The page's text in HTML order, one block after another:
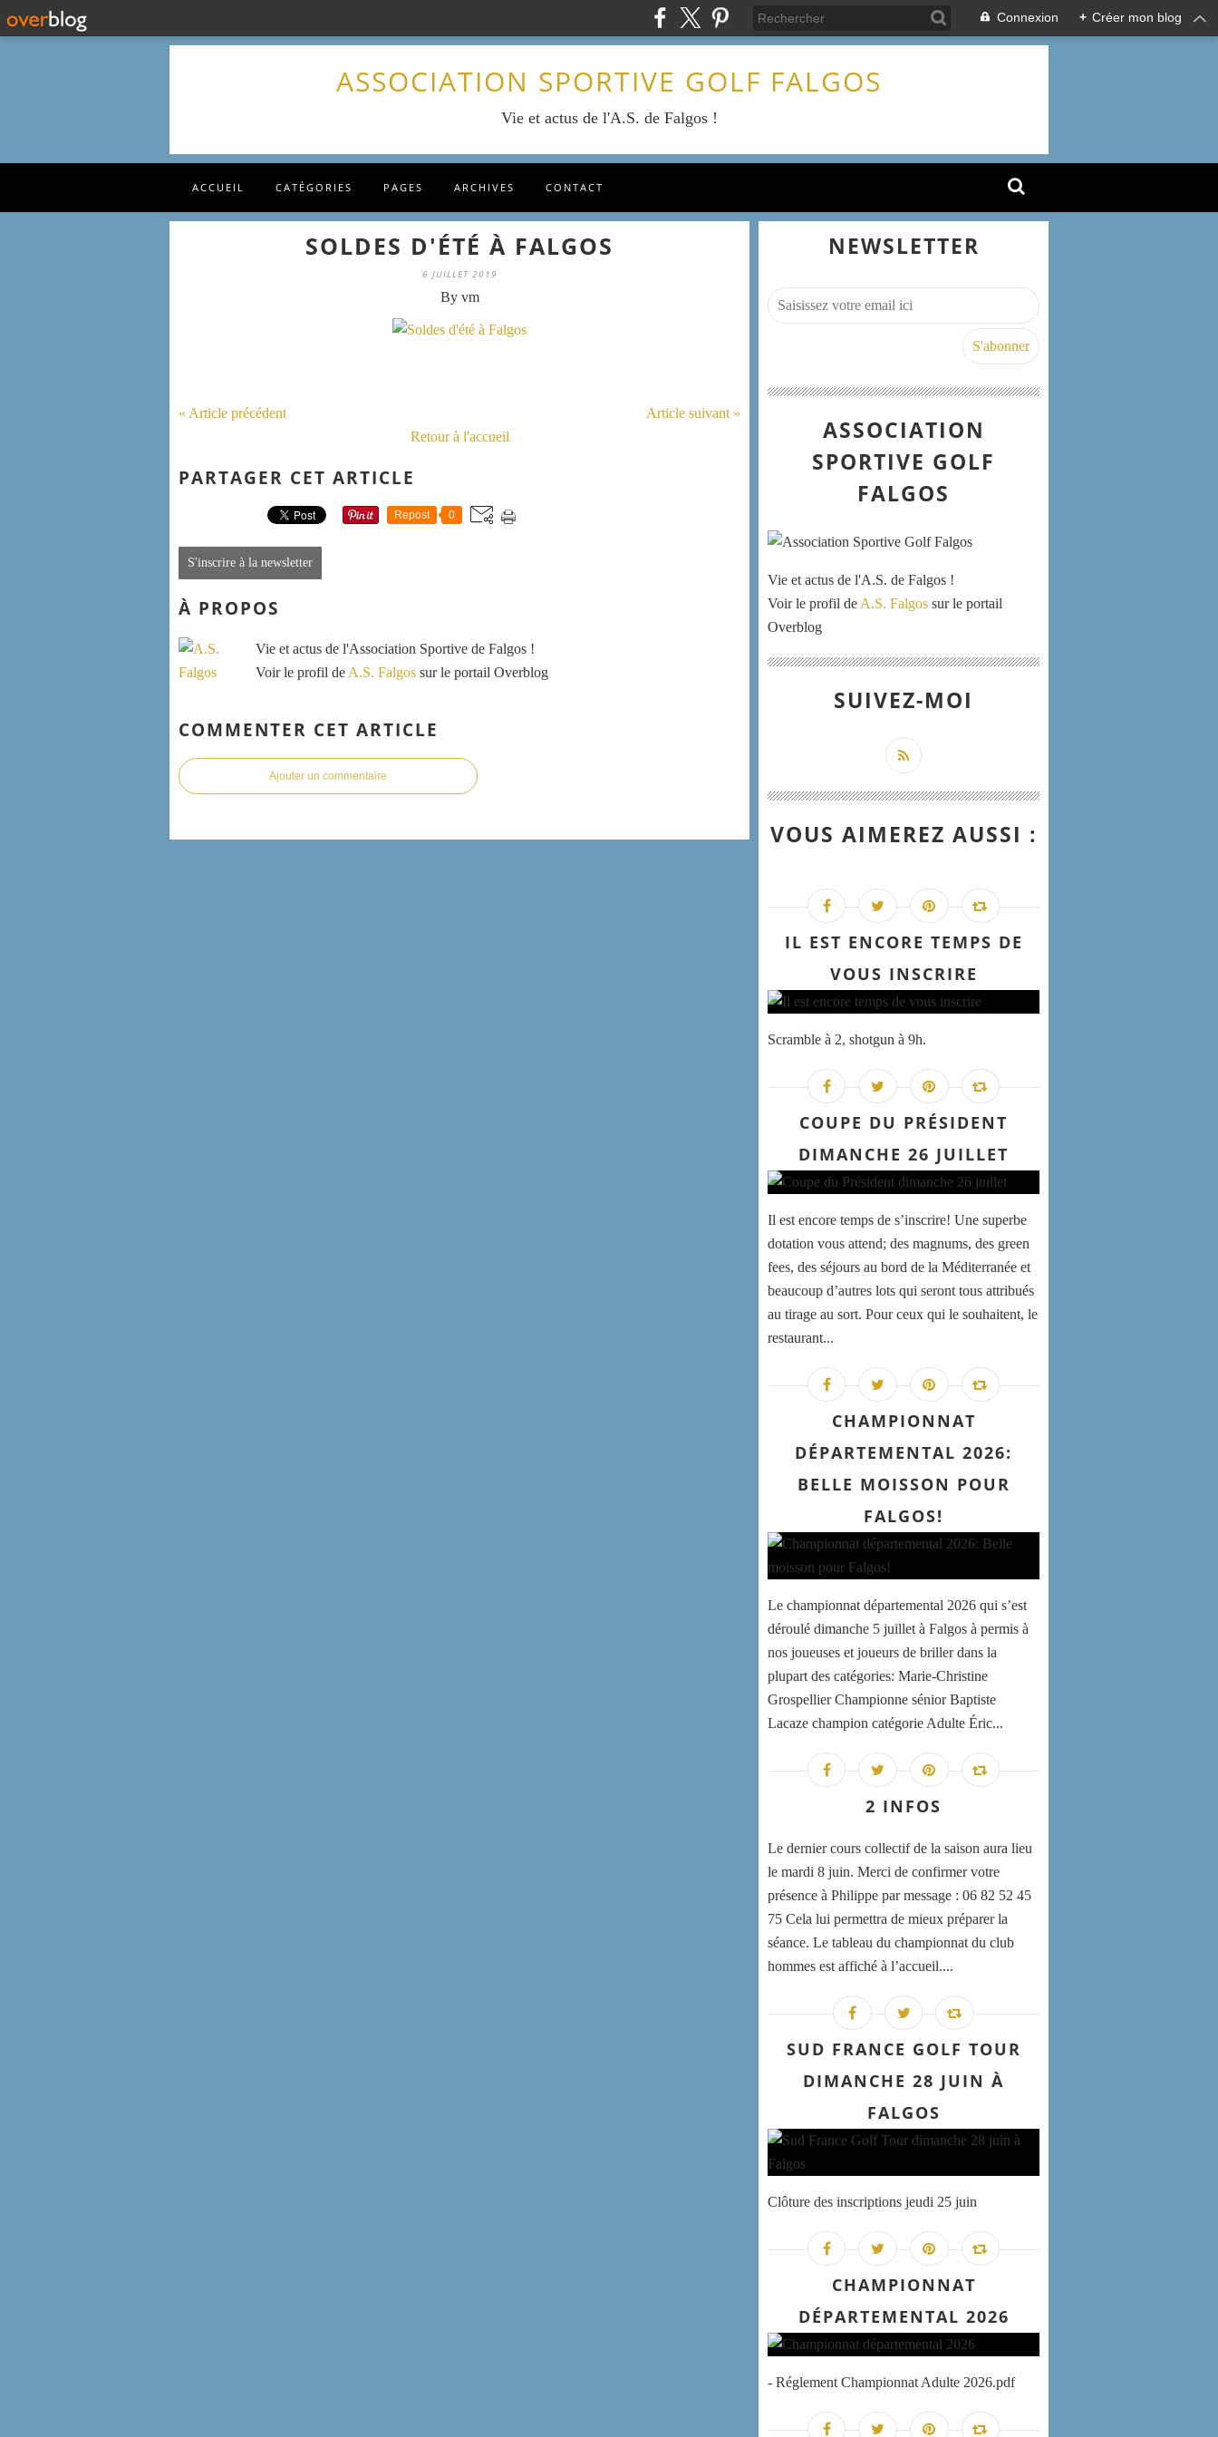
Connexion + Créer mon blog
ASSOCIATION SPORTIVE GOLF FALGOS
Vie et actus de l'A.S. de Falgos !
ACCUEIL CATÉGORIES PAGES ARCHIVES CONTACT
SOLDES D'ÉTÉ À FALGOS
6 JUILLET 2019
By vm
« Article précédent
Article suivant »
Retour à l'accueil
PARTAGER CET ARTICLE
Repost 0
S'inscrire à la newsletter
À PROPOS
Vie et actus de l'Association Sportive de Falgos !
Voir le profil de A.S. Falgos sur le portail Overblog
COMMENTER CET ARTICLE
Ajouter un commentaire
NEWSLETTER
ASSOCIATION
SPORTIVE GOLF
FALGOS
Vie et actus de l'A.S. de Falgos !
Voir le profil de A.S. Falgos sur le portail
Overblog
SUIVEZ-MOI
VOUS AIMEREZ AUSSI :
IL EST ENCORE TEMPS DE
VOUS INSCRIRE
Scramble à 2, shotgun à 9h.
COUPE DU PRÉSIDENT
DIMANCHE 26 JUILLET
Il est encore temps de s’inscrire! Une superbe
dotation vous attend; des magnums, des green
fees, des séjours au bord de la Méditerranée et
beaucoup d’autres lots qui seront tous attribués
au tirage au sort. Pour ceux qui le souhaitent, le
restaurant...
CHAMPIONNAT
DÉPARTEMENTAL 2026:
BELLE MOISSON POUR
FALGOS!
Le championnat départemental 2026 qui s’est
déroulé dimanche 5 juillet à Falgos à permis à
nos joueuses et joueurs de briller dans la
plupart des catégories: Marie-Christine
Grospellier Championne sénior Baptiste
Lacaze champion catégorie Adulte Éric...
2 INFOS
Le dernier cours collectif de la saison aura lieu
le mardi 8 juin. Merci de confirmer votre
présence à Philippe par message : 06 82 52 45
75 Cela lui permettra de mieux préparer la
séance. Le tableau du championnat du club
hommes est affiché à l’accueil....
SUD FRANCE GOLF TOUR
DIMANCHE 28 JUIN À
FALGOS
Clôture des inscriptions jeudi 25 juin
CHAMPIONNAT
DÉPARTEMENTAL 2026
- Réglement Championnat Adulte 2026.pdf